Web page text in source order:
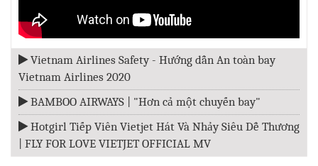
Vietnam Airlines Safety - Hướng dẫn An toàn bay
Vietnam Airlines 2020
BAMBOO AIRWAYS | "Hơn cả một chuyến bay"
Hotgirl Tiếp Viên Vietjet Hát Và Nhảy Siêu Dễ Thương
| FLY FOR LOVE VIETJET OFFICIAL MV